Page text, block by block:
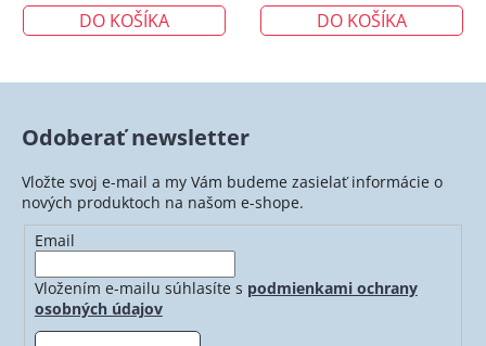
DO KOŠÍKA DO KOŠÍKA
Odoberať newsletter
Vložte svoj e-mail a my Vám budeme zasielať informácie o
nových produktoch na našom e-shope.
Email
Vložením e-mailu súhlasíte s podmienkami ochrany
osobných údajov